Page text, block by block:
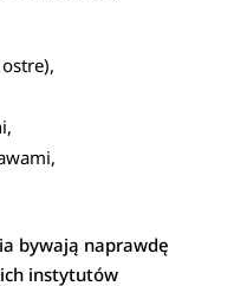
bywają naprawdę
instytutów